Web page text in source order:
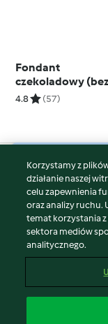
Fondant
czekoladowy
glutenu, low carb)
4.8 (57)
© Copyright 2026
Warunki korzystania
Polityka prywatności
Disclaimer
Znak wydawcy
Zgłoś treść
Korzystamy z
działanie naszej
celu zapewnienia
oraz analizy ruchu.
temat korzystania
sektora mediów
analitycznego.